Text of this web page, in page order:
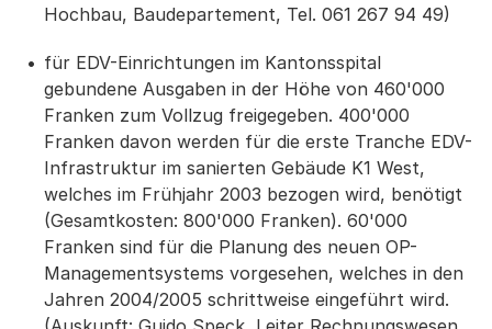
Hochbau, Baudepartement, Tel. 061 267 94 49)
für EDV-Einrichtungen im Kantonsspital
gebundene Ausgaben in der Höhe von 460'000
Franken zum Vollzug freigegeben. 400'000
Franken davon werden für die erste Tranche EDV-
Infrastruktur im sanierten Gebäude K1 West,
welches im Frühjahr 2003 bezogen wird, benötigt
(Gesamtkosten: 800'000 Franken). 60'000
Franken sind für die Planung des neuen OP-
Managementsystems vorgesehen, welches in den
Jahren 2004/2005 schrittweise eingeführt wird.